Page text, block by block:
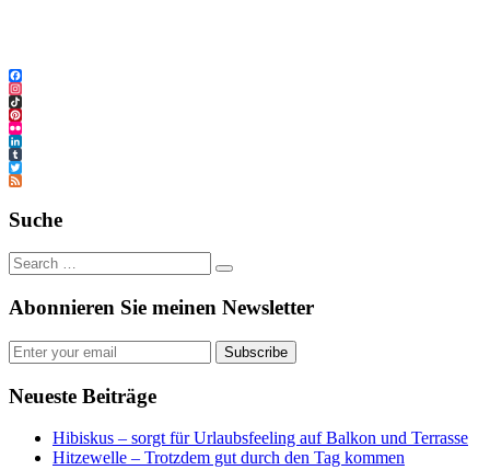
Facebook
Instagram
TikTok
Pinterest
Flickr
LinkedIn
Tumblr
Twitter
Feed
Suche
Abonnieren Sie meinen Newsletter
Subscribe
Neueste Beiträge
Hibiskus – sorgt für Urlaubsfeeling auf Balkon und Terrasse
Hitzewelle – Trotzdem gut durch den Tag kommen